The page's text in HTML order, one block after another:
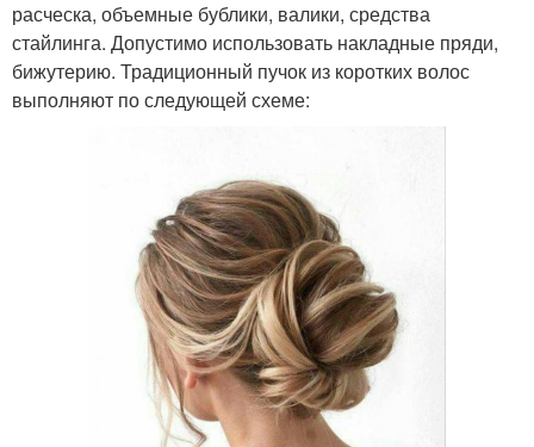
расческа, объемные бублики, валики, средства
стайлинга. Допустимо использовать накладные пряди,
бижутерию. Традиционный пучок из коротких волос
выполняют по следующей схеме: